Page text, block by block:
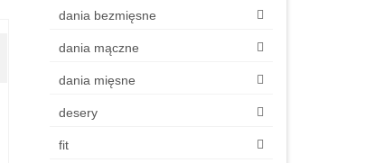
dania bezmięsne
dania mączne
dania mięsne
desery
fit